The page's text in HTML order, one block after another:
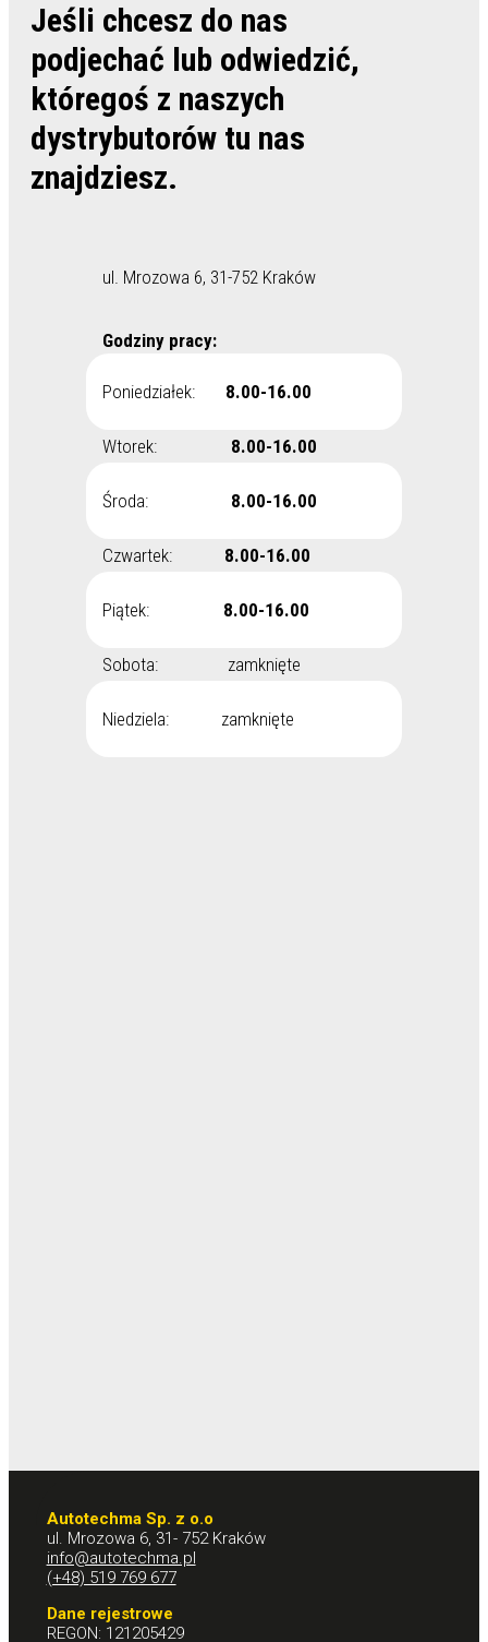
Jeśli chcesz do nas
podjechać lub odwiedzić,
któregoś z naszych
dystrybutorów tu nas
znajdziesz.
ul. Mrozowa 6, 31-752 Kraków
Godziny pracy:
Poniedziałek: 8.00-16.00
Wtorek: 8.00-16.00
Środa: 8.00-16.00
Czwartek: 8.00-16.00
Piątek: 8.00-16.00
Sobota: zamknięte
Niedziela: zamknięte
Autotechma Sp. z o.o
ul. Mrozowa 6, 31- 752 Kraków
info@autotechma.pl
(+48) 519 769 677
Dane rejestrowe
REGON: 121205429